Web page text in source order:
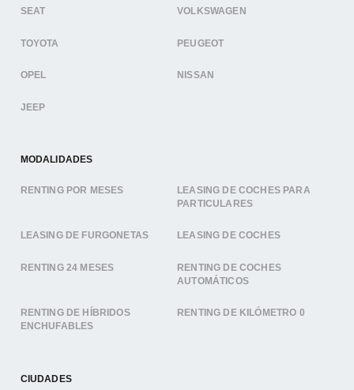
SEAT VOLKSWAGEN
TOYOTA PEUGEOT
OPEL NISSAN
JEEP
MODALIDADES
RENTING POR MESES
LEASING DE COCHES PARA
PARTICULARES
LEASING DE FURGONETAS LEASING DE COCHES
RENTING 24 MESES
RENTING DE COCHES
AUTOMÁTICOS
RENTING DE HÍBRIDOS
ENCHUFABLES
RENTING DE KILÓMETRO 0
CIUDADES